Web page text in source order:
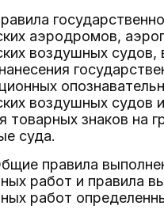
аэродромов,
воздушных судов,
воздушных судов
товарных знаков на
суда.
правила
работ и правила
работ